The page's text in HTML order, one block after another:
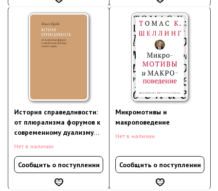
История справедливости:
от плюрализма форумов к
современному дуализму
совести и права
Нет в наличии
Сообщить о поступлении
Микромотивы и
макроповедение
Нет в наличии
Сообщить о поступлении